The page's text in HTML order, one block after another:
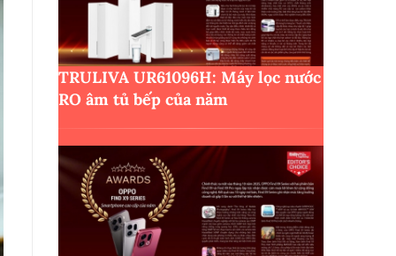
TRULIVA UR61096H: Máy lọc nước
RO âm tủ bếp của năm